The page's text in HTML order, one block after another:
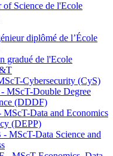
Science de l'Ecole
diplômé de l’École
gradué de l'Ecole
Cybersecurity (CyS)
MScT-Double Degree
(DDDF)
Data and Economics
(DEPP)
MScT-Data Science and